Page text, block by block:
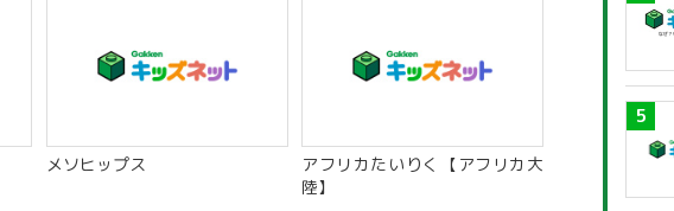
メソヒップス
アフリカたいりく【アフリカ大
陸】